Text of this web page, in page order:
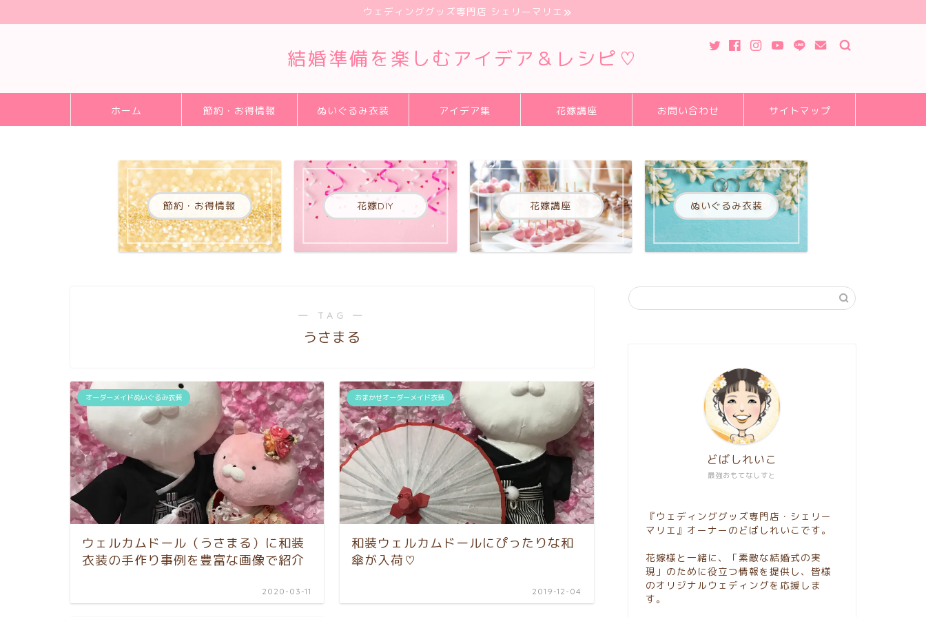
ウェディンググッズ専門店 シェリーマリエ
結婚準備を楽しむアイデア＆レシピ♡
ホーム 節約・お得情報 ぬいぐるみ衣装 アイデア集 花嫁講座 お問い合わせ サイトマップ
節約・お得情報 花嫁DIY 花嫁講座 ぬいぐるみ衣装
― TAG ―
うさまる
オーダーメイドぬいぐるみ衣装
ウェルカムドール（うさまる）に和装
衣装の手作り事例を豊富な画像で紹介
2020-03-11
おまかせオーダーメイド衣装
和装ウェルカムドールにぴったりな和
傘が入荷♡
2019-12-04
最強おもてなしすと
どばしれいこ
『ウェディンググッズ専門店・シェリー
マリエ』オーナーのどばしれいこです。
花嫁様と一緒に、「素敵な結婚式の実
現」のために役立つ情報を提供し、皆様
のオリジナルウェディングを応援しま
す。